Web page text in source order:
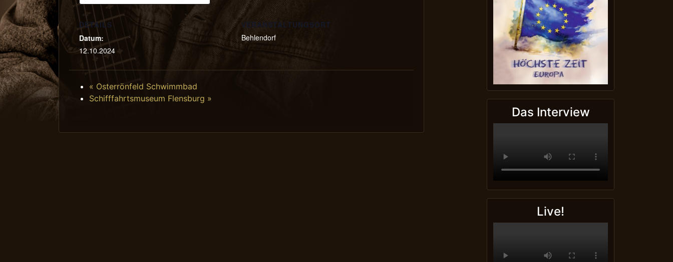
DETAILS
Datum:
12.10.2024
VERANSTALTUNGSORT
Behlendorf
« Osterrönfeld Schwimmbad
Schifffahrtsmuseum Flensburg »
Das Interview
Live!